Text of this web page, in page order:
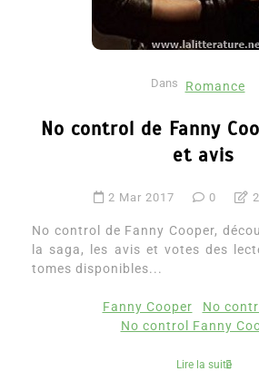
Dans Romance
No control de Fanny
et avis
2 Mar 2017 0
No control de Fanny Cooper,
la saga, les avis et votes des
tomes disponibles...
Fanny Cooper
No
No control Fanny
Lire la suite